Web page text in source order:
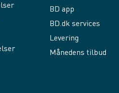
BD app
BD.dk services
Levering
Månedens tilbud